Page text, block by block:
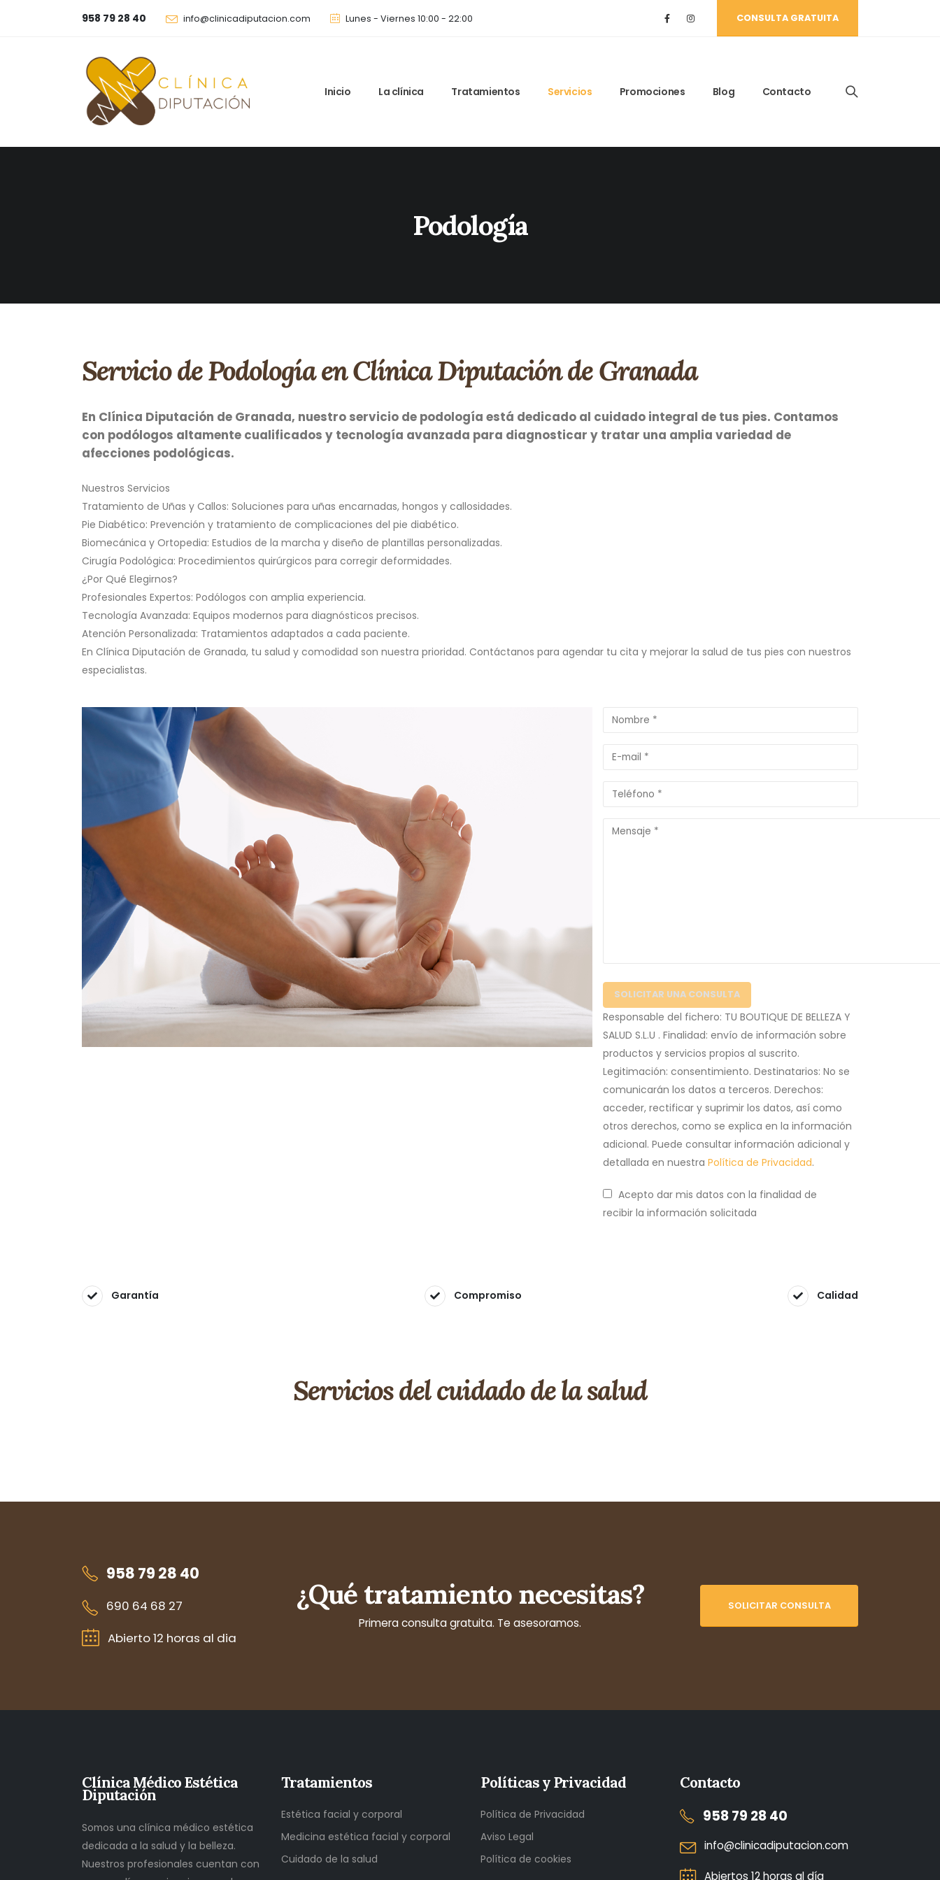
958 79 28 40 info@clinicadiputacion.com Lunes - Viernes 10:00 - 22:00 CONSULTA GRATUITA
Inicio La clínica Tratamientos Servicios Promociones Blog Contacto
Podología
Servicio de Podología en Clínica Diputación de Granada
En Clínica Diputación de Granada, nuestro servicio de podología está dedicado al cuidado integral de tus pies. Contamos
con podólogos altamente cualificados y tecnología avanzada para diagnosticar y tratar una amplia variedad de
afecciones podológicas.
Nuestros Servicios
Tratamiento de Uñas y Callos: Soluciones para uñas encarnadas, hongos y callosidades.
Pie Diabético: Prevención y tratamiento de complicaciones del pie diabético.
Biomecánica y Ortopedia: Estudios de la marcha y diseño de plantillas personalizadas.
Cirugía Podológica: Procedimientos quirúrgicos para corregir deformidades.
¿Por Qué Elegirnos?
Profesionales Expertos: Podólogos con amplia experiencia.
Tecnología Avanzada: Equipos modernos para diagnósticos precisos.
Atención Personalizada: Tratamientos adaptados a cada paciente.
En Clínica Diputación de Granada, tu salud y comodidad son nuestra prioridad. Contáctanos para agendar tu cita y mejorar la salud de tus pies con nuestros
especialistas.
Responsable del fichero: TU BOUTIQUE DE BELLEZA Y
SALUD S.L.U . Finalidad: envío de información sobre
productos y servicios propios al suscrito.
Legitimación: consentimiento. Destinatarios: No se
comunicarán los datos a terceros. Derechos:
acceder, rectificar y suprimir los datos, así como
otros derechos, como se explica en la información
adicional. Puede consultar información adicional y
detallada en nuestra Política de Privacidad.
Acepto dar mis datos con la finalidad de
recibir la información solicitada
Garantía Compromiso Calidad
Servicios del cuidado de la salud
958 79 28 40
690 64 68 27
Abierto 12 horas al dia
¿Qué tratamiento necesitas?
Primera consulta gratuita. Te asesoramos.
SOLICITAR CONSULTA
Clínica Médico Estética
Diputación
Somos una clínica médico estética
dedicada a la salud y la belleza.
Nuestros profesionales cuentan con
Tratamientos
Estética facial y corporal
Medicina estética facial y corporal
Cuidado de la salud
Políticas y Privacidad
Política de Privacidad
Aviso Legal
Política de cookies
Contacto
958 79 28 40
info@clinicadiputacion.com
Abiertos 12 horas al día